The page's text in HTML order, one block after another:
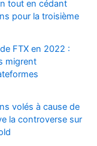
tout en cédant
pour la troisième
FTX en 2022 :
migrent
volés à cause de
la controverse sur